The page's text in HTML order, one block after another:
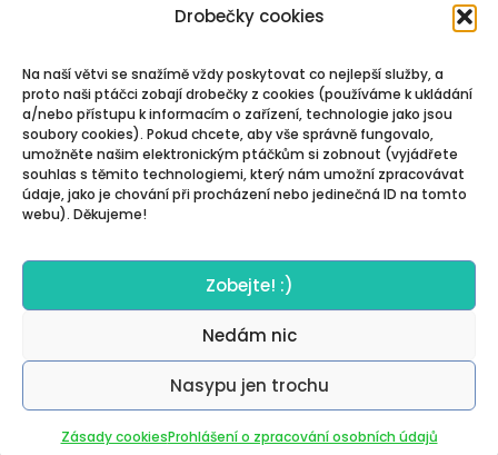
Drobečky cookies
Na naší větvi se snažímě vždy poskytovat co nejlepší služby, a
proto naši ptáčci zobají drobečky z cookies (používáme k ukládání
a/nebo přístupu k informacím o zařízení, technologie jako jsou
soubory cookies). Pokud chcete, aby vše správně fungovalo,
umožněte našim elektronickým ptáčkům si zobnout (vyjádřete
souhlas s těmito technologiemi, který nám umožní zpracovávat
údaje, jako je chování při procházení nebo jedinečná ID na tomto
webu). Děkujeme!
Zobejte! :)
Nedám nic
Nasypu jen trochu
Zásady cookiesProhlášení o zpracování osobních údajů
Kulturní centrum
KnihoMOLI
25. 2. 2028
9:00
Kulturní centrum
"12" Praha
Kulturní centrum
"12" Praha